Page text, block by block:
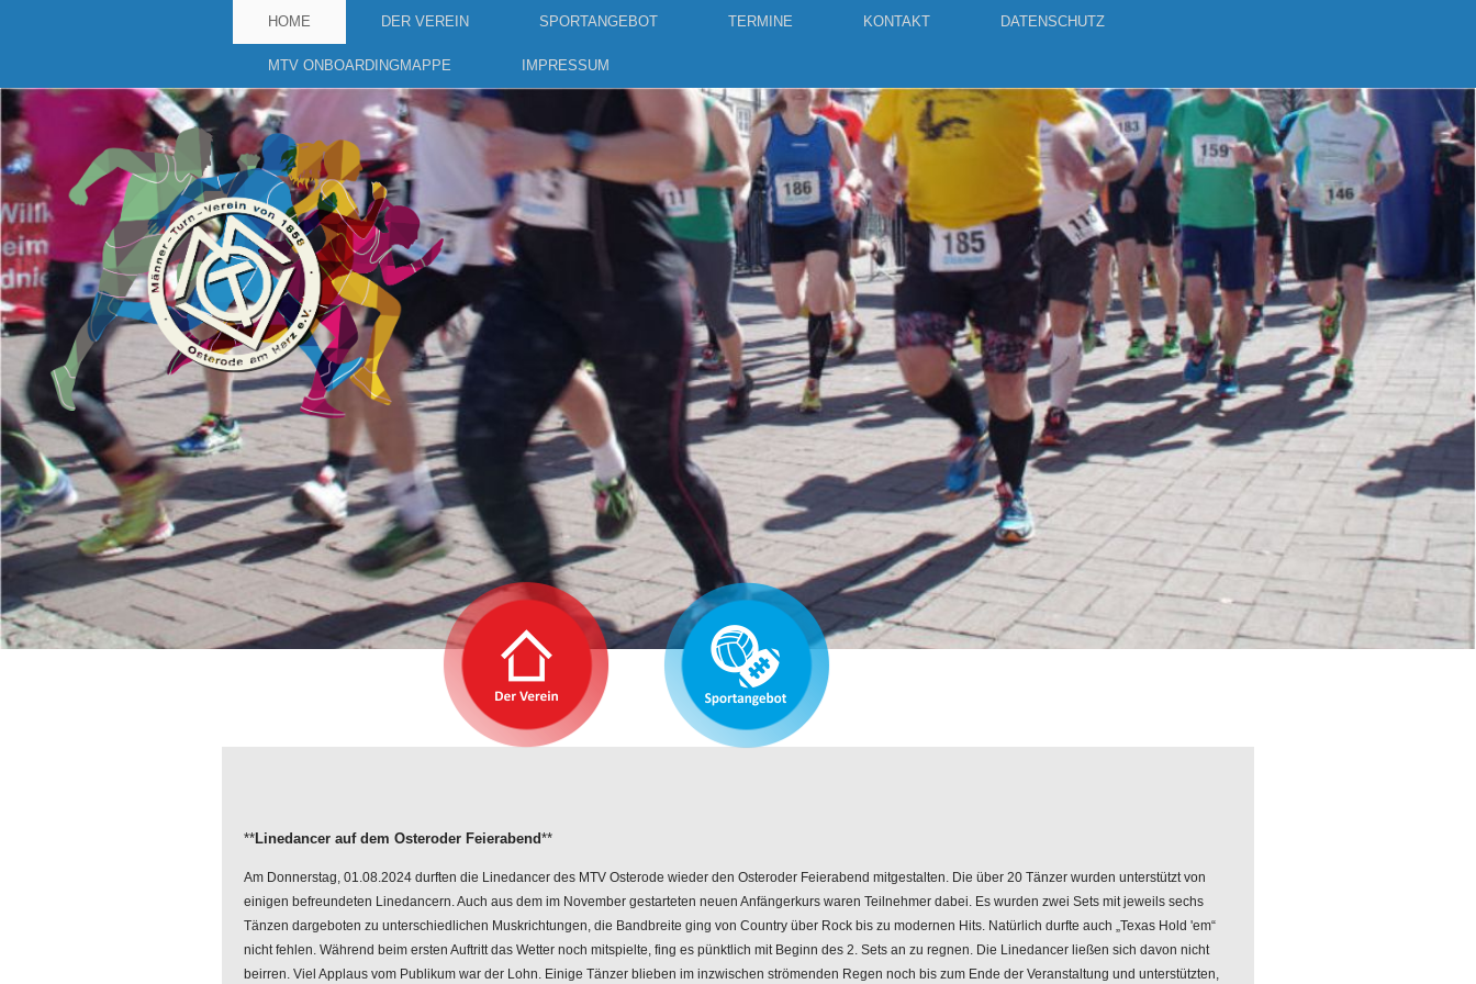
HOME DER VEREIN SPORTANGEBOT TERMINE KONTAKT DATENSCHUTZ
MTV ONBOARDINGMAPPE IMPRESSUM
**Linedancer auf dem Osteroder Feierabend**
Am Donnerstag, 01.08.2024 durften die Linedancer des MTV Osterode wieder den Osteroder Feierabend mitgestalten. Die über 20 Tänzer wurden unterstützt von
einigen befreundeten Linedancern. Auch aus dem im November gestarteten neuen Anfängerkurs waren Teilnehmer dabei. Es wurden zwei Sets mit jeweils sechs
Tänzen dargeboten zu unterschiedlichen Muskrichtungen, die Bandbreite ging von Country über Rock bis zu modernen Hits. Natürlich durfte auch „Texas Hold 'em“
nicht fehlen. Während beim ersten Auftritt das Wetter noch mitspielte, fing es pünktlich mit Beginn des 2. Sets an zu regnen. Die Linedancer ließen sich davon nicht
beirren. Viel Applaus vom Publikum war der Lohn. Einige Tänzer blieben im inzwischen strömenden Regen noch bis zum Ende der Veranstaltung und unterstützten,